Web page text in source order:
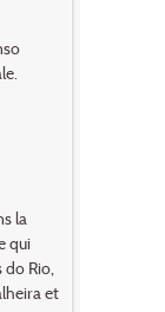
la
qui
Rio,
et